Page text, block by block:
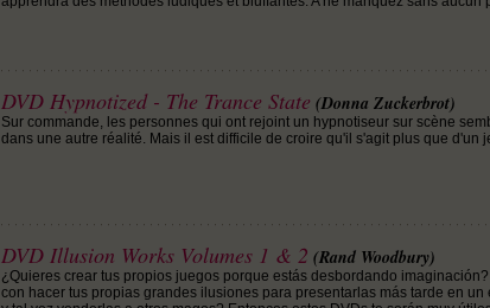
DVD Hypnotized - The Trance State (Donna Zuckerbrot)
Sur commande, les personnes qui ont rejoint un hypnotiseur sur scène
dans une autre réalité. Mais il est difficile de croire qu'il s'agit plus que d'un
DVD Illusion Works Volumes 1 & 2 (Rand Woodbury)
¿Quieres crear tus propios juegos porque estás desbordando
con hacer tus propias grandes ilusiones para presentarlas más tarde en un